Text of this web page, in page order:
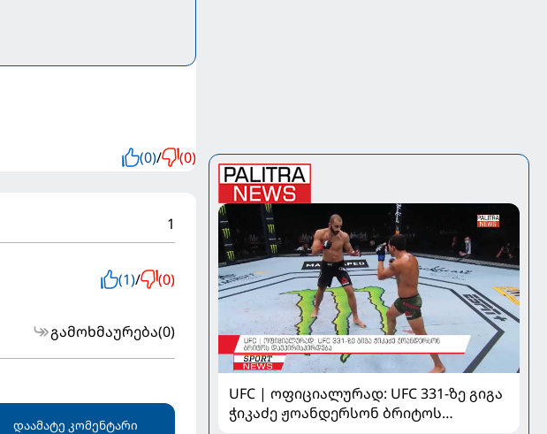
(0)/ (0)
1
(1)/ (0)
გამოხმაურება(0)
დაამატე კომენტარი
UFC | ოფიციალურად: UFC 331-ზე გიგა
ჭიკაძე ჟოანდერსონ ბრიტოს